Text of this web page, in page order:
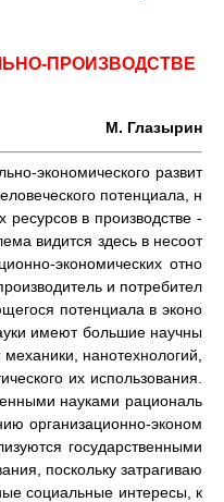
ПРОИЗВОДСТВЕ
М. Глазырин
экономического развит
потенциала, н
ресурсов в производстве -
видится здесь в несоот
экономических отно
и потребител
потенциала в эконо
имеют большие научны
нанотехнологий,
их использования.
науками рациональ
организационно-эконом
государственными
поскольку затрагиваю
социальные интересы, к